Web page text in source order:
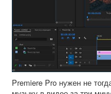
Premiere Pro нужен не